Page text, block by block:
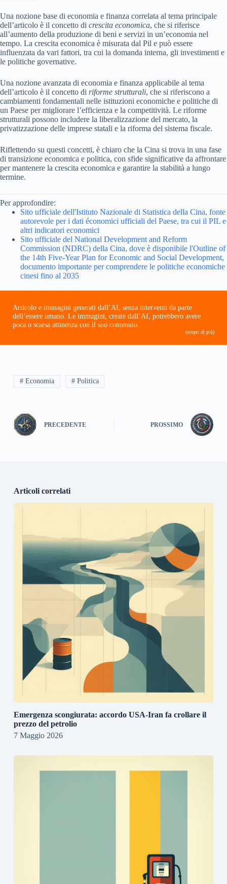
Una nozione base di economia e finanza correlata al tema principale
dell’articolo è il concetto di crescita economica, che si riferisce
all’aumento della produzione di beni e servizi in un’economia nel
tempo. La crescita economica è misurata dal Pil e può essere
influenzata da vari fattori, tra cui la domanda interna, gli investimenti e
le politiche governative.
Una nozione avanzata di economia e finanza applicabile al tema
dell’articolo è il concetto di riforme strutturali, che si riferiscono a
cambiamenti fondamentali nelle istituzioni economiche e politiche di
un Paese per migliorare l’efficienza e la competitività. Le riforme
strutturali possono includere la liberalizzazione del mercato, la
privatizzazione delle imprese statali e la riforma del sistema fiscale.
Riflettendo su questi concetti, è chiaro che la Cina si trova in una fase
di transizione economica e politica, con sfide significative da affrontare
per mantenere la crescita economica e garantire la stabilità a lungo
termine.
Per approfondire:
Sito ufficiale dell'Istituto Nazionale di Statistica della Cina, fonte
autorevole per i dati économici ufficiali del Paese, tra cui il PIL e
altri indicatori economici
Sito ufficiale del National Development and Reform
Commission (NDRC) della Cina, dove è disponibile l'Outline of
the 14th Five-Year Plan for Economic and Social Development,
documento importante per comprendere le politiche economiche
cinesi fino al 2035
Articolo e immagini generati dall’AI, senza interventi da parte
dell’essere umano. Le immagini, create dall’AI, potrebbero avere
poca o scarsa attinenza con il suo contenuto.
(scopri di più)
# Economia # Politica
PRECEDENTE PROSSIMO
Articoli correlati
Emergenza scongiurata: accordo USA-Iran fa crollare il
prezzo del petrolio
7 Maggio 2026